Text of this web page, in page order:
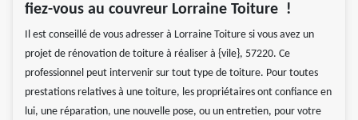
fiez-vous au couvreur Lorraine Toiture !
Il est conseillé de vous adresser à Lorraine Toiture si vous avez un
projet de rénovation de toiture à réaliser à {vile}, 57220. Ce
professionnel peut intervenir sur tout type de toiture. Pour toutes
prestations relatives à une toiture, les propriétaires ont confiance en
lui, une réparation, une nouvelle pose, ou un entretien, pour votre